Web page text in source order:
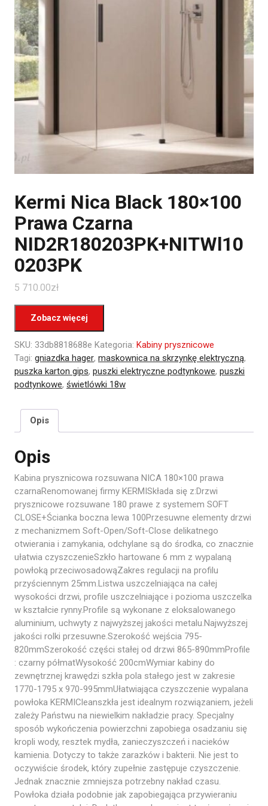
Kermi Nica Black 180×100
Prawa Czarna
NID2R180203PK+NITWl10
0203PK
5 710.00zł
Zobacz więcej
SKU: 33db8818688e Kategoria: Kabiny prysznicowe
Tagi: gniazdka hager, maskownica na skrzynkę elektryczną,
puszka karton gips, puszki elektryczne podtynkowe, puszki
podtynkowe, świetlówki 18w
Opis
Opis
Kabina prysznicowa rozsuwana NICA 180×100 prawa
czarnaRenomowanej firmy KERMISkłada się z:Drzwi
prysznicowe rozsuwane 180 prawe z systemem SOFT
CLOSE+Ścianka boczna lewa 100Przesuwne elementy drzwi
z mechanizmem Soft-Open/Soft-Close delikatnego
otwierania i zamykania, odchylane są do środka, co znacznie
ułatwia czyszczenieSzkło hartowane 6 mm z wypalaną
powłoką przeciwosadowąZakres regulacji na profilu
przyściennym 25mm.Listwa uszczelniająca na całej
wysokości drzwi, profile uszczelniające i pozioma uszczelka
w kształcie rynny.Profile są wykonane z eloksalowanego
aluminium, uchwyty z najwyższej jakości metalu.Najwyższej
jakości rolki przesuwne.Szerokość wejścia 795-
820mmSzerokość części stałej od drzwi 865-890mmProfile
: czarny półmatWysokość 200cmWymiar kabiny do
zewnętrznej krawędzi szkła pola stałego jest w zakresie
1770-1795 x 970-995mmUłatwiająca czyszczenie wypalana
powłoka KERMICleanszkła jest idealnym rozwiązaniem, jeżeli
zależy Państwu na niewielkim nakładzie pracy. Specjalny
sposób wykończenia powierzchni zapobiega osadzaniu się
kropli wody, resztek mydła, zanieczyszczeń i nacieków
kamienia. Dotyczy to także zarazków i bakterii. Nie jest to
oczywiście środek, który zupełnie zastępuje czyszczenie.
Jednak znacznie zmniejsza potrzebny nakład czasu.
Powłoka działa podobnie jak zapobiegająca przywieraniu